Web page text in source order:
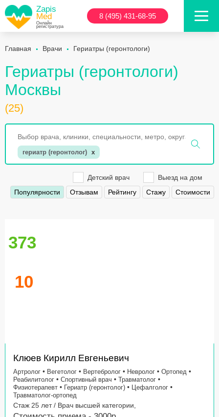
Zapis
Med
Онлайн
регистратура
8 (495) 431-68-95
Главная Врачи Гериатры (геронтологи)
Гериатры (геронтологи)
Москвы
(25)
гериатр (геронтолог) x
Детский врач
Выезд на дом
Популярности
Отзывам Рейтингу Стажу Стоимости
373
10
Клюев Кирилл Евгеньевич
Артролог • Вегетолог • Вертебролог • Невролог • Ортопед •
Реабилитолог • Спортивный врач • Травматолог •
Физиотерапевт • Гериатр (геронтолог) • Цефалголог •
Травматолог-ортопед
Стаж 25 лет / Врач высшей категории,